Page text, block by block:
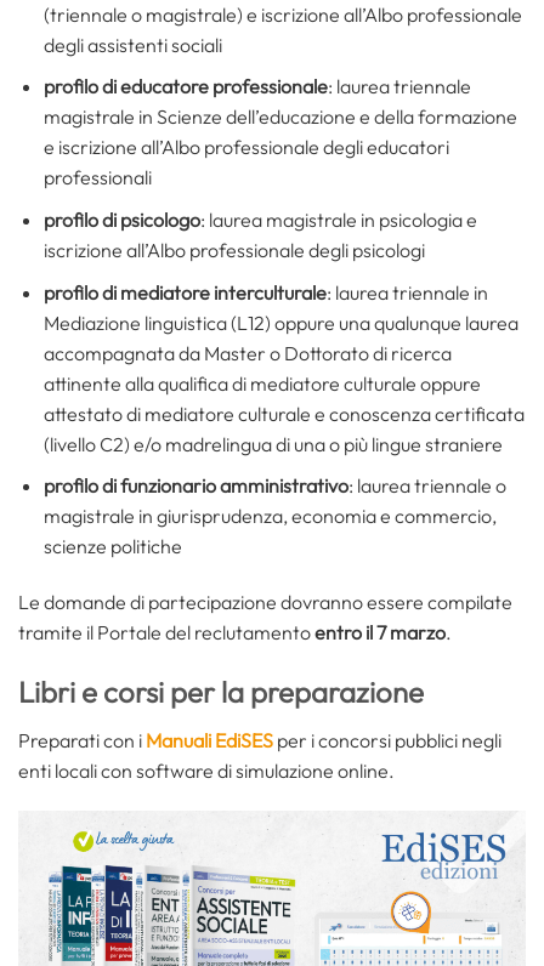
(triennale o magistrale) e iscrizione all’Albo professionale
degli assistenti sociali
profilo di educatore professionale: laurea triennale
magistrale in Scienze dell’educazione e della formazione
e iscrizione all’Albo professionale degli educatori
professionali
profilo di psicologo: laurea magistrale in psicologia e
iscrizione all’Albo professionale degli psicologi
profilo di mediatore interculturale: laurea triennale in
Mediazione linguistica (L12) oppure una qualunque laurea
accompagnata da Master o Dottorato di ricerca
attinente alla qualifica di mediatore culturale oppure
attestato di mediatore culturale e conoscenza certificata
(livello C2) e/o madrelingua di una o più lingue straniere
profilo di funzionario amministrativo: laurea triennale o
magistrale in giurisprudenza, economia e commercio,
scienze politiche
Le domande di partecipazione dovranno essere compilate
tramite il Portale del reclutamentoentro il 7 marzo.
Libri e corsi per la preparazione
Preparati con i Manuali EdiSES per i concorsi pubblici negli
enti locali con software di simulazione online.